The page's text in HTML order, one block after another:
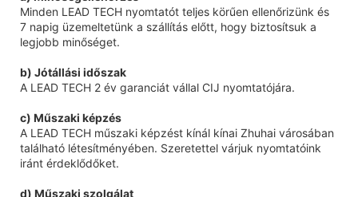
Minden LEAD TECH nyomtatót teljes körűen ellenőrizünk és
7 napig üzemeltetünk a szállítás előtt, hogy biztosítsuk a
legjobb minőséget.
b) Jótállási időszak
A LEAD TECH 2 év garanciát vállal CIJ nyomtatójára.
c) Műszaki képzés
A LEAD TECH műszaki képzést kínál kínai Zhuhai városában
található létesítményében. Szeretettel várjuk nyomtatóink
iránt érdeklődőket.
d) Műszaki szolgálat